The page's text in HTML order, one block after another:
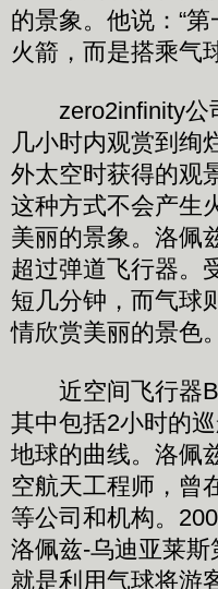
的景象。他说：“
火箭，而是搭乘气
zero2infinity公
几小时内观赏到绚
外太空时获得的观
这种方式不会产生
美丽的景象。洛佩
超过弹道飞行器。
短几分钟，而气球
情欣赏美丽的景色
近空间飞行器
其中包括2小时的
地球的曲线。洛佩
空航天工程师，曾
等公司和机构。
洛佩兹-乌迪亚莱
就是利用气球将游